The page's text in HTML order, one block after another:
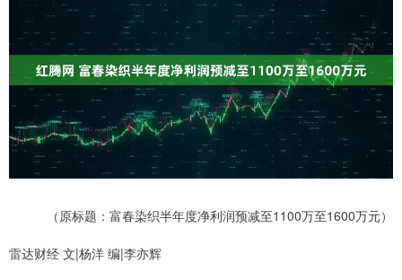
（原标题：富春染织半年度净利润预减至1100万至1600万元）
雷达财经 文|杨洋 编|李亦辉